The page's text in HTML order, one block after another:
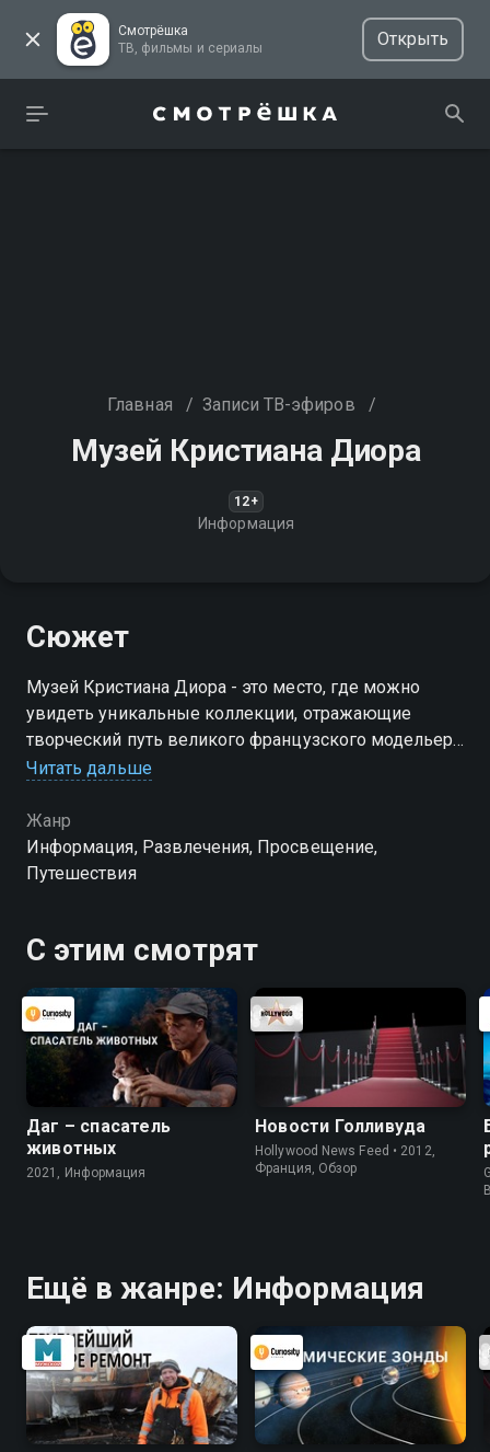
Смотрёшка
ТВ, фильмы и сериалы
Открыть
Главная / Записи ТВ-эфиров /
Музей Кристиана Диора
12+
Информация
Сюжет
Музей Кристиана Диора - это место, где можно
увидеть уникальные коллекции, отражающие
творческий путь великого французского модельера
и его влияние на мировую моду
Читать дальше
Жанр
Информация, Развлечения, Просвещение,
Путешествия
С этим смотрят
Даг – спасатель
животных
2021, Информация
Новости Голливуда
Hollywood News Feed • 2012,
Франция, Обзор
Ещё в жанре: Информация